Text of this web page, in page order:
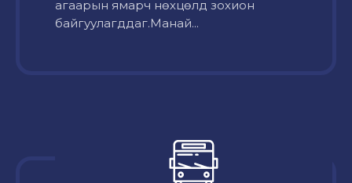
агаарын ямарч нөхцөлд зохион
байгуулагддаг.Манай...